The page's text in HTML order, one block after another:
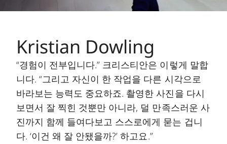
Kristian Dowling
“경험이 전부입니다.” 크리스티안은 이렇게 말합
니다. “그리고 자신이 한 작업을 다른 시각으로
바라보는 능력도 중요하죠. 촬영한 사진을 다시
보면서 잘 찍힌 것뿐만 아니라, 덜 만족스러운 사
진까지 함께 들여다보고 스스로에게 묻는 겁니
다. ‘이건 왜 잘 안됐을까?’ 하고요.”